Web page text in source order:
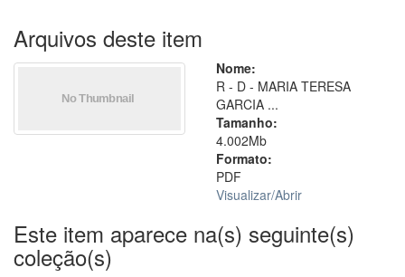
Arquivos deste item
Nome:
R - D - MARIA TERESA
GARCIA ...
Tamanho:
4.002Mb
Formato:
PDF
Visualizar/Abrir
Este item aparece na(s) seguinte(s)
coleção(s)